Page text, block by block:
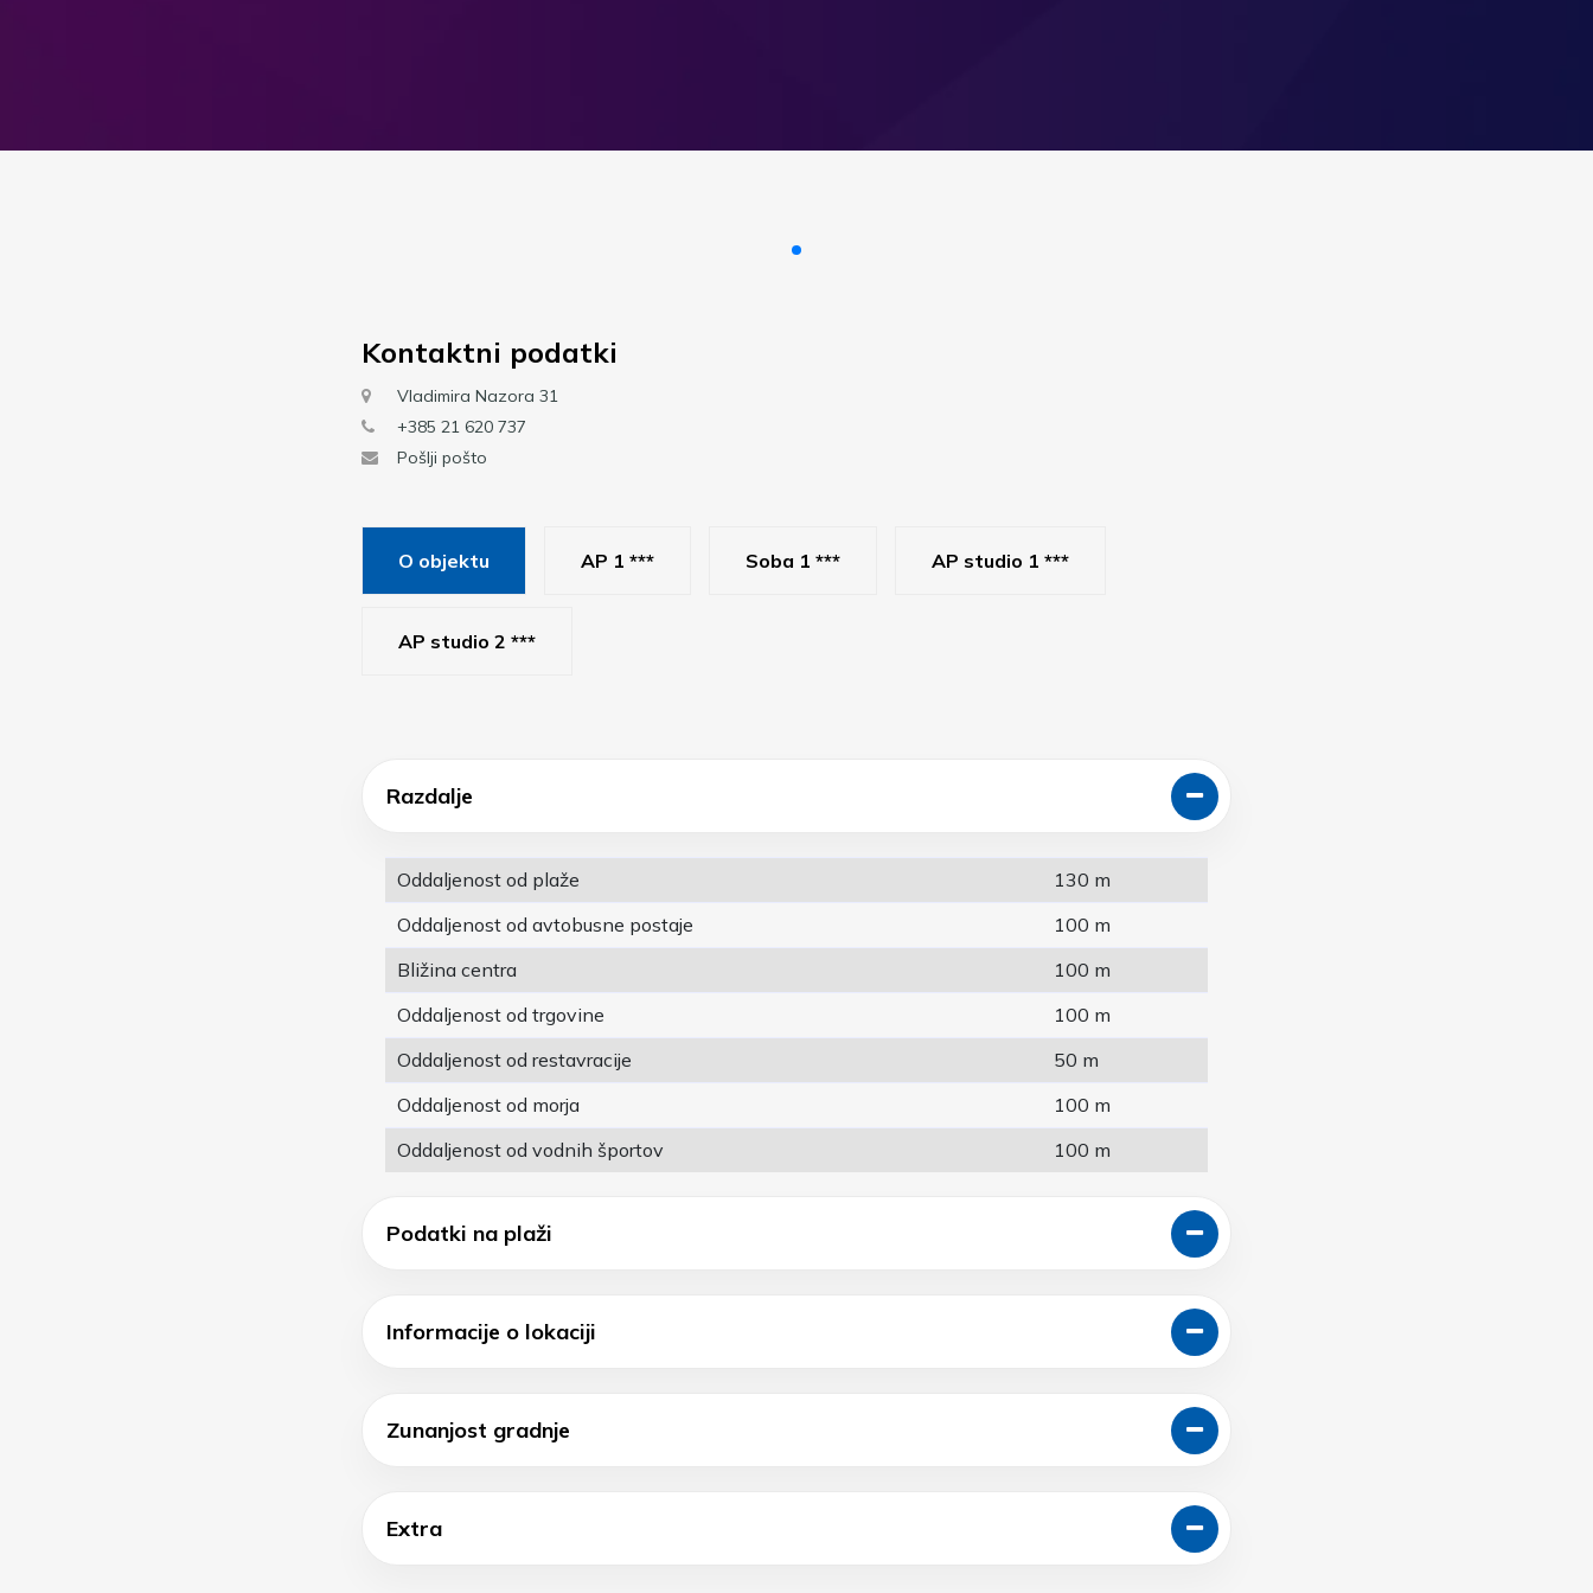
Kontaktni podatki
Vladimira Nazora 31
+385 21 620 737
Pošlji pošto
O objektu AP 1 *** Soba 1 *** AP studio 1 ***
AP studio 2 ***
Razdalje
Oddaljenost od plaže
130 m
Oddaljenost od avtobusne postaje
100 m
Bližina centra
100 m
Oddaljenost od trgovine
100 m
Oddaljenost od restavracije
50 m
Oddaljenost od morja
100 m
Oddaljenost od vodnih športov
100 m
Podatki na plaži
Informacije o lokaciji
Zunanjost gradnje
Extra